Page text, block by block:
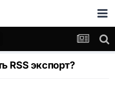
RSS экспорт?